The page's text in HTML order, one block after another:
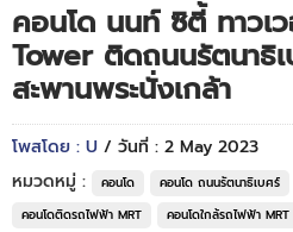
คอนโด นนท์ ซิตี้ ทาวเ
Tower ติดถนนรัตนาธิ
สะพานพระนั่งเกล้า
โพสโดย : U / วันที่ : 2 May 2023
หมวดหมู่ :
คอนโด คอนโด ถนนรัตนาธิเบศร์
คอนโดติดรถไฟฟ้า MRT
คอนโดใกล้รถไฟฟ้า MRT